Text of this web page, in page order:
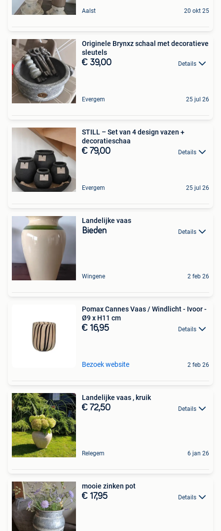
Aalst 20 okt 25
Originele Brynxz schaal met decoratieve
sleutels
€ 39,00 Details
Evergem 25 jul 26
STILL – Set van 4 design vazen +
decoratieschaa
€ 79,00 Details
Evergem 25 jul 26
Landelijke vaas
Bieden Details
Wingene 2 feb 26
Pomax Cannes Vaas / Windlicht - Ivoor -
Ø9 x H11 cm
€ 16,95 Details
Bezoek website 2 feb 26
Landelijke vaas , kruik
€ 72,50 Details
Relegem 6 jan 26
mooie zinken pot
€ 17,95 Details